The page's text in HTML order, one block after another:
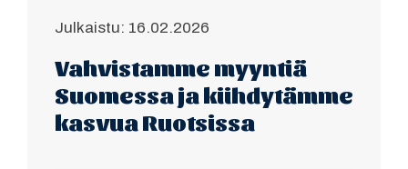
Julkaistu: 16.02.2026
Vahvistamme myyntiä
Suomessa ja kiihdytämme
kasvua Ruotsissa